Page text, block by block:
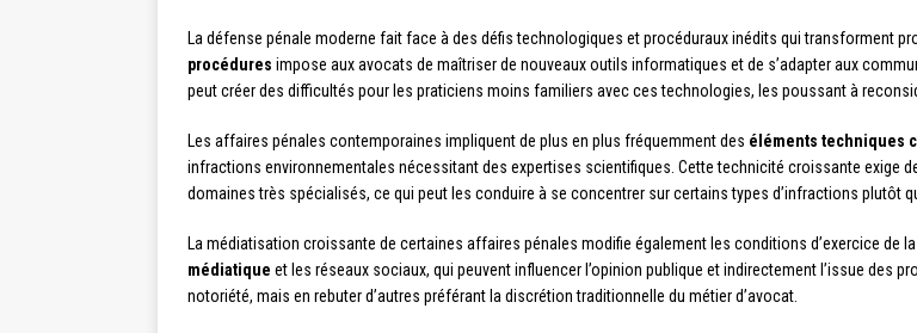
La défense pénale moderne fait face à des défis technologiques et procéduraux inédits qui transforment
procédures impose aux avocats de maîtriser de nouveaux outils informatiques et de s’adapter aux
peut créer des difficultés pour les praticiens moins familiers avec ces technologies, les poussant à
Les affaires pénales contemporaines impliquent de plus en plus fréquemment des éléments techniques
infractions environnementales nécessitant des expertises scientifiques. Cette technicité croissante exige
domaines très spécialisés, ce qui peut les conduire à se concentrer sur certains types d’infractions plutôt
La médiatisation croissante de certaines affaires pénales modifie également les conditions d’exercice de
médiatique et les réseaux sociaux, qui peuvent influencer l’opinion publique et indirectement l’issue des
notoriété, mais en rebuter d’autres préférant la discrétion traditionnelle du métier d’avocat.